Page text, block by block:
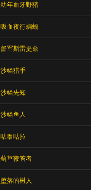
幼年血牙野猪
吸血夜行蝙蝠
督军斯雷提兹
沙鳞猎手
沙鳞先知
沙鳞鱼人
咕噜咕拉
蓟草鞭笞者
堕落的树人